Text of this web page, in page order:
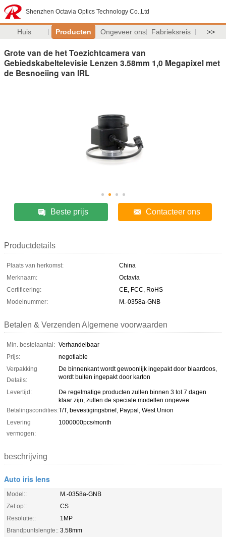
Shenzhen Octavia Optics Technology Co.,Ltd
Huis Producten Ongeveer ons Fabrieksreis >>
Grote van de het Toezichtcamera van
Gebiedskabeltelevisie Lenzen 3.58mm 1,0 Megapixel met
de Besnoeiing van IRL
Beste prijs Contacteer ons
Productdetails
Plaats van herkomst:
China
Merknaam:
Octavia
Certificering:
CE, FCC, RoHS
Modelnummer:
M.-0358a-GNB
Betalen & Verzenden Algemene voorwaarden
Min. bestelaantal: Verhandelbaar
Prijs:
negotiable
Verpakking
Details:
De binnenkant wordt gewoonlijk ingepakt door blaardoos,
wordt buiten ingepakt door karton
Levertijd:
De regelmatige producten zullen binnen 3 tot 7 dagen
klaar zijn, zullen de speciale modellen ongevee
Betalingscondities:T/T, bevestigingsbrief, Paypal, West Union
Levering
vermogen:
1000000pcs/month
beschrijving
Auto iris lens
Model::
M.-0358a-GNB
Zet op::
CS
Resolutie::
1MP
Brandpuntslengte:: 3.58mm